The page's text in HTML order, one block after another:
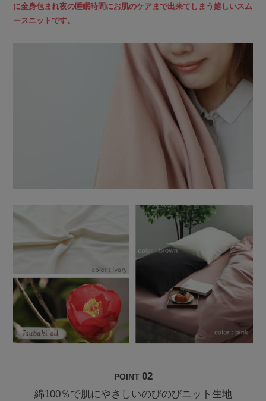
に全身包まれ夜の睡眠時間にお肌のケアまで出来てしまう嬉しいスム
ースニットです。
POINT 02
綿100％で肌にやさしいのびのびニット生地